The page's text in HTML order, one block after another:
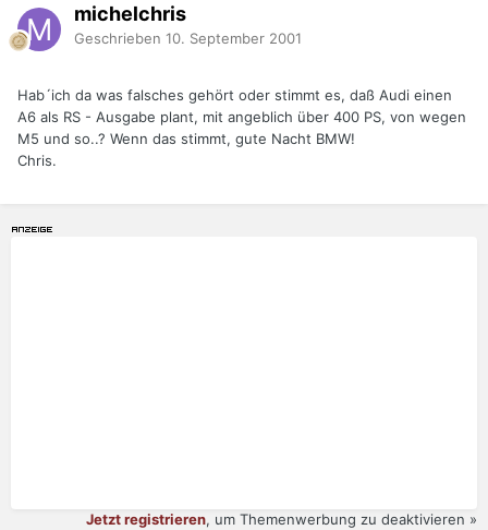
michelchris
Geschrieben 10. September 2001
Hab´ich da was falsches gehört oder stimmt es, daß Audi einen
A6 als RS - Ausgabe plant, mit angeblich über 400 PS, von wegen
M5 und so..? Wenn das stimmt, gute Nacht BMW!
Chris.
Jetzt registrieren, um Themenwerbung zu deaktivieren »